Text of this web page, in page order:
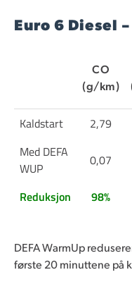
Euro 6 Diesel –
CO
(g/km)
Kaldstart 2,79
Med DEFA
WUP
0,07
Reduksjon 98%
DEFA WarmUp
første 20 minuttene på